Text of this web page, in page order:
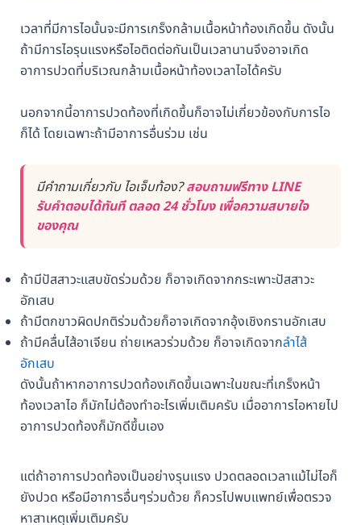
เวลาที่มีการไอนั้นจะมีการเกร็งกล้ามเนื้อหน้าท้องเกิดขึ้น ดังนั้น
ถ้ามีการไอรุนแรงหรือไอติดต่อกันเป็นเวลานานจึงอาจเกิด
อาการปวดที่บริเวณกล้ามเนื้อหน้าท้องเวลาไอได้ครับ
นอกจากนี้อาการปวดท้องที่เกิดขึ้นก็อาจไม่เกี่ยวข้องกับการไอ
ก็ได้ โดยเฉพาะถ้ามีอาการอื่นร่วม เช่น
มีคำถามเกี่ยวกับ ไอเจ็บท้อง?สอบถามฟรีทาง LINE
รับคำตอบได้ทันที ตลอด 24 ชั่วโมง เพื่อความสบายใจ
ของคุณ
ถ้ามีปัสสาวะแสบขัดร่วมด้วย ก็อาจเกิดจากกระเพาะปัสสาวะ
อักเสบ
ถ้ามีตกขาวผิดปกติร่วมด้วยก็อาจเกิดจากอุ้งเชิงกรานอักเสบ
ถ้ามีคลื่นไส้อาเจียน ถ่ายเหลวร่วมด้วย ก็อาจเกิดจากลำไส้
อักเสบ
ดังนั้นถ้าหากอาการปวดท้องเกิดขึ้นเฉพาะในขณะที่เกร็งหน้า
ท้องเวลาไอ ก็มักไม่ต้องทำอะไรเพิ่มเติมครับ เมื่ออาการไอหายไป
อาการปวดท้องก็มักดีขึ้นเอง
แต่ถ้าอาการปวดท้องเป็นอย่างรุนแรง ปวดตลอดเวลาแม้ไม่ไอก็
ยังปวด หรือมีอาการอื่นๆร่วมด้วย ก็ควรไปพบแพทย์เพื่อตรวจ
หาสาเหตุเพิ่มเติมครับ